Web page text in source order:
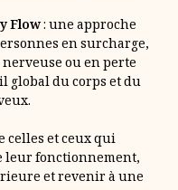
Flow: une approche
en surcharge,
ou en perte
global du corps et du
celles et ceux qui
leur fonctionnement,
et revenir à une